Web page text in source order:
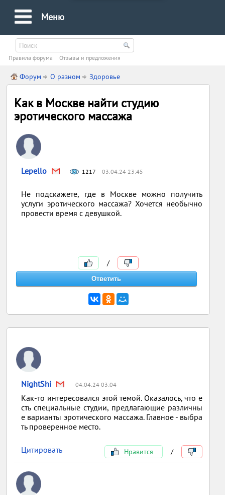
Меню
Правила форума Oтзывы и предложения
Форум О разном Здоровье
Как в Москве найти студию
эротического массажа
Lepello 1217 03.04.24 23:45
Не подскажете, где в Москве можно получить
услуги эротического массажа? Хочется необычно
провести время с девушкой.
/
NightShi 04.04.24 03:04
Как-то интересовался этой темой. Оказалось, что е
сть специальные студии, предлагающие различны
е варианты эротического массажа. Главное - выбра
ть проверенное место.
Цитировать Нравится /